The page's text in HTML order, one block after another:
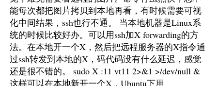
能每次都把图片拷贝到本地再看，有时候需要可视
化中间结果，ssh也行不通。 当本地机器是Linux系
统的时候比较好办。可以用ssh加X forwarding的方
法。在本地开一个X，然后把远程服务器的X指令通
过ssh转发到本地的X，码代码没有什么延迟，感觉
还是很不错的。 sudo X :11 vt11 2>&1 >/dev/null &
这样可以在本地新开一个X，Ubuntu下用